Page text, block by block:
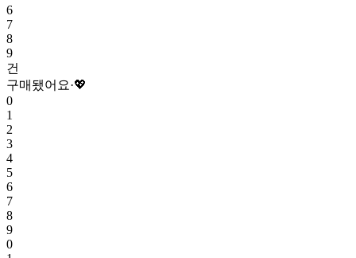
6
7
8
9
건
구매됐어요·💖
0
1
2
3
4
5
6
7
8
9
0